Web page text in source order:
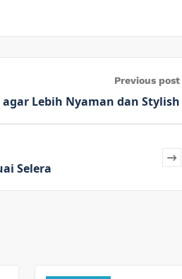
Previous post
Lebih Nyaman dan Stylish
Selera